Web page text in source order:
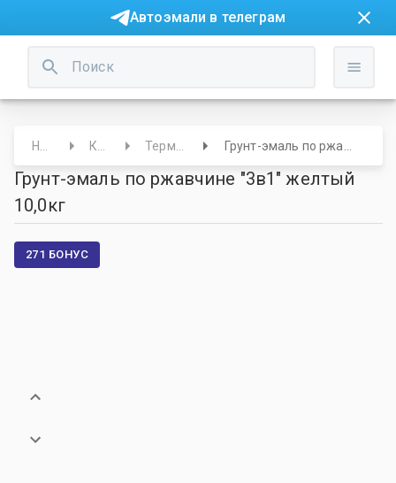
Автоэмали в телеграм
Грунт-эмаль по ржавчине "3в1" желтый
10,0кг
271 БОНУС